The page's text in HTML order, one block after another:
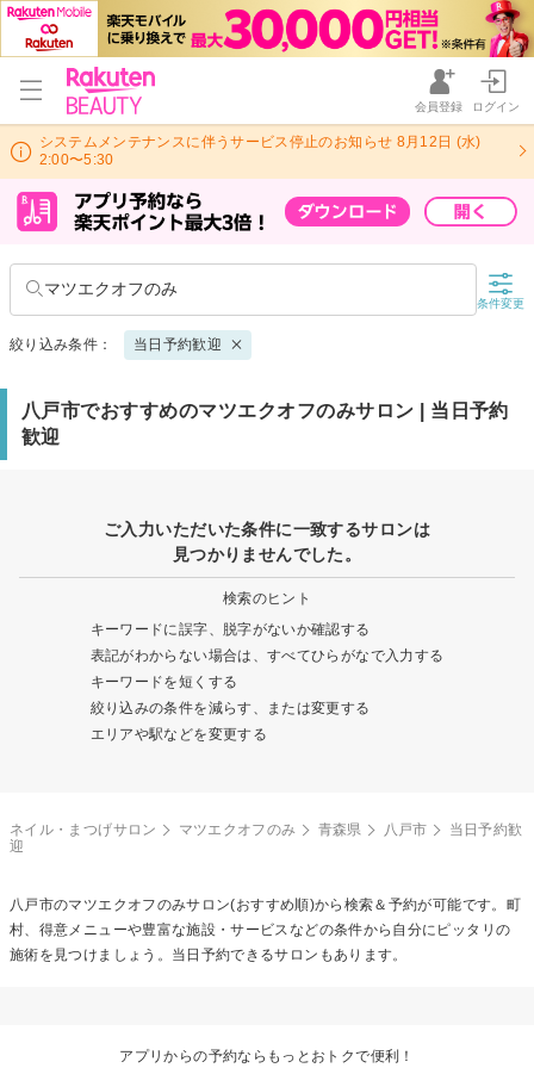
会員登録 ログイン
システムメンテナンスに伴うサービス停止のお知らせ 8月12日 (水)
2:00〜5:30
マツエクオフのみ
条件変更
絞り込み条件： 当日予約歓迎
八戸市でおすすめのマツエクオフのみサロン | 当日予約
歓迎
ご入力いただいた条件に一致するサロンは
見つかりませんでした。
検索のヒント
キーワードに誤字、脱字がないか確認する
表記がわからない場合は、すべてひらがなで入力する
キーワードを短くする
絞り込みの条件を減らす、または変更する
エリアや駅などを変更する
ネイル・まつげサロン マツエクオフのみ 青森県 八戸市
当日予約歓
迎
八戸市のマツエクオフのみサロン(おすすめ順)から検索＆予約が可能です。町
村、得意メニューや豊富な施設・サービスなどの条件から自分にピッタリの
施術を見つけましょう。当日予約できるサロンもあります。
アプリからの予約ならもっとおトクで便利！